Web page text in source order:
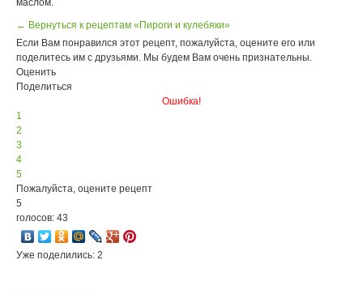
маслом.
← Вернуться к рецептам «Пироги и кулебяки»
Если Вам понравился этот рецепт, пожалуйста, оцените его или
поделитесь им с друзьями. Мы будем Вам очень признательны.
Оценить
Поделиться
Ошибка!
1
2
3
4
5
Пожалуйста, оцените рецепт
5
голосов: 43
Уже поделились: 2